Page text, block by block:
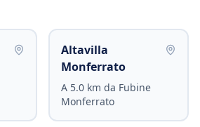
Altavilla
Monferrato
A 5.0 km da Fubine
Monferrato